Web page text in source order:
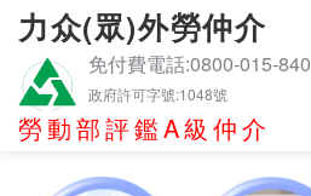
力众(眾)外勞仲介
免付費電話:0800-015-840
政府許可字號:1048號
勞動部評鑑A級仲介